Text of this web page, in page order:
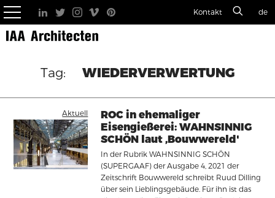
Kontakt de
WIEDERVERWERTUNG
Aktuell
ROC in ehemaliger
Eisengießerei: WAHNSINNIG
SCHÖN laut ‚Bouwwereld'
In der Rubrik WAHNSINNIG SCHÖN
(SUPERGAAF) der Ausgabe 4, 2021 der
Zeitschrift Bouwwereld schreibt Ruud Dilling
über sein Lieblingsgebäude. Für ihn ist das